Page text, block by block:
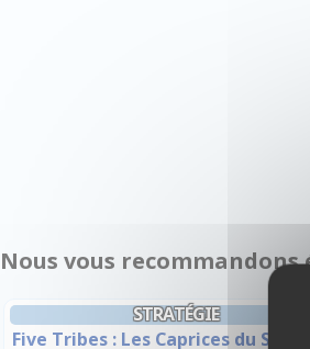
Nous vous recommandons
STRATÉGIE
Five Tribes : Les Caprices du Sultan